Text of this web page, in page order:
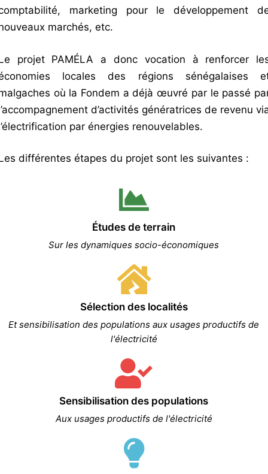
marketing pour le développement
marchés, etc.
projet PAMÉLA a donc vocation à renforcer
locales des régions sénégalaises
où la Fondem a déjà œuvré par le passé
d’activités génératrices de revenu
par énergies renouvelables.
différentes étapes du projet sont les suivantes :
Études de terrain
Sur les dynamiques socio-économiques
Sélection des localités
Et sensibilisation des populations aux usages productifs de
l'électricité
Sensibilisation des populations
Aux usages productifs de l'électricité